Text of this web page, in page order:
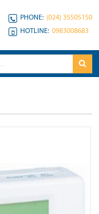
PHONE: (024) 35505150
HOTLINE: 0983008683